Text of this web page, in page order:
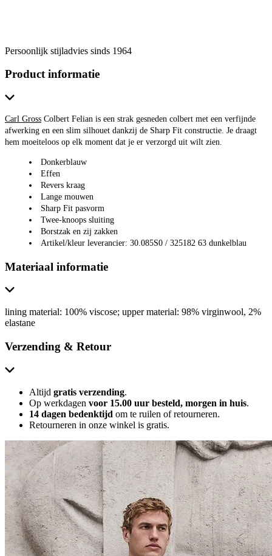
Persoonlijk stijladvies sinds 1964
Product informatie
Carl Gross Colbert Felian is een strak gesneden colbert met een verfijnde
afwerking en een slim silhouet dankzij de Sharp Fit constructie. Je draagt
hem moeiteloos op elk moment dat je er verzorgd uit wilt zien.
Donkerblauw
Effen
Revers kraag
Lange mouwen
Sharp Fit pasvorm
Twee-knoops sluiting
Borstzak en zij zakken
Artikel/kleur leverancier: 30.085S0 / 325182 63 dunkelblau
Materiaal informatie
lining material: 100% viscose; upper material: 98% virginwool, 2%
elastane
Verzending & Retour
Altijd gratis verzending.
Op werkdagen voor 15.00 uur besteld, morgen in huis.
14 dagen bedenktijd om te ruilen of retourneren.
Retourneren in onze winkel is gratis.